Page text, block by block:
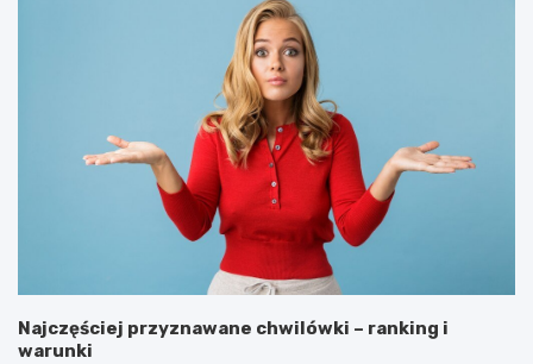
Najczęściej przyznawane chwilówki – ranking i
warunki